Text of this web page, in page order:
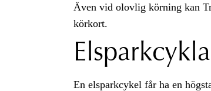
Även vid olovlig körning kan
körkort.
En elsparkcykel får ha en